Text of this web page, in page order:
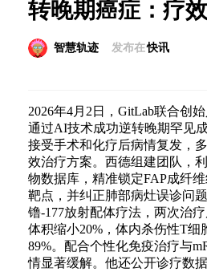
转晚期癌症：疗
智慧轨迹 发布在快讯
2026年4月2日，GitLab联合创
通过AI技术成功逆转晚期罕见
接受手术和化疗后病情复发，
效治疗方案。西德组建团队，
物数据库，精准锁定FAP成纤
靶点，并纠正肺部病灶误诊问
镥-177放射配体疗法，两次治疗
体积缩小20%，体内杀伤性T细
89%。配合个性化免疫治疗与
情显著缓解。他还公开诊疗数